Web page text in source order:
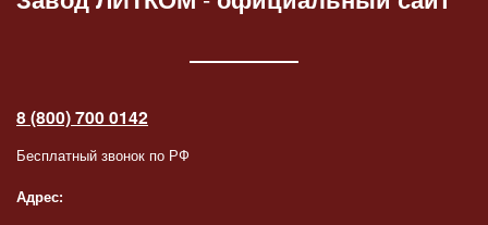
8 (800) 700 0142
Бесплатный звонок по РФ
Адрес: